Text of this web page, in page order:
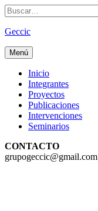
Saltar
al
contenido
Buscar:
Geccic
Menú
Inicio
Integrantes
Proyectos
Publicaciones
Intervenciones
Seminarios
Loading
posts…
CONTACTO
grupogeccic@gmail.com